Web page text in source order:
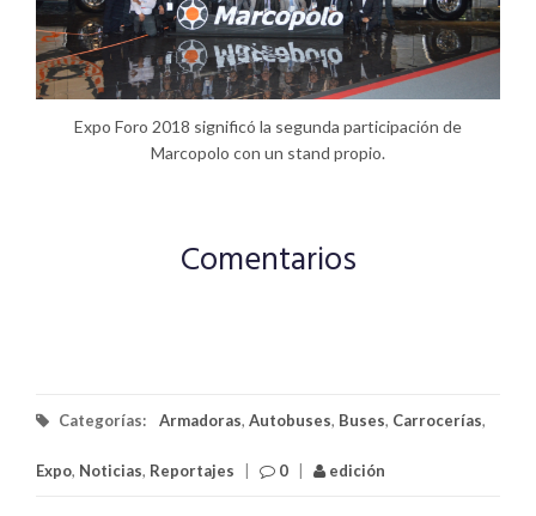
Expo Foro 2018 significó la segunda participación de
Marcopolo con un stand propio.
Comentarios
Categorías: Armadoras, Autobuses, Buses, Carrocerías,
Expo, Noticias, Reportajes 0 edición